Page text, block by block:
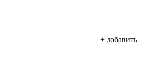
+ добавить